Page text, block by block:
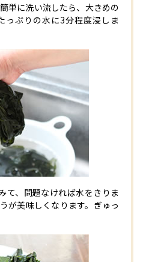
単に洗い流したら、大きめの
っぷりの水に3分程度浸しま
て、問題なければ水をきりま
が美味しくなります。ぎゅっ